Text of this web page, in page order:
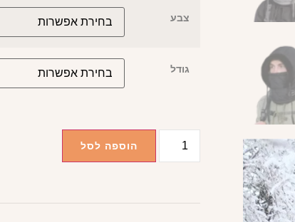
צבע
גודל
הוספה לסל